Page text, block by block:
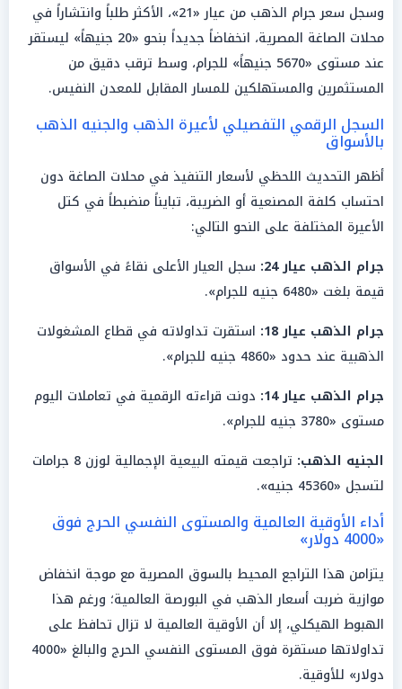
وسجل سعر جرام الذهب من عيار «21»، الأكثر طلباً وانتشاراً في
محلات الصاغة المصرية، انخفاضاً جديداً بنحو «20 جنيهاً» ليستقر
عند مستوى «5670 جنيهاً» للجرام، وسط ترقب دقيق من
المستثمرين والمستهلكين للمسار المقابل للمعدن النفيس.
السجل الرقمي التفصيلي لأعيرة الذهب والجنيه الذهب
بالأسواق
أظهر التحديث اللحظي لأسعار التنفيذ في محلات الصاغة دون
احتساب كلفة المصنعية أو الضريبة، تبايناً منضبطاً في كتل
الأعيرة المختلفة على النحو التالي:
جرام الذهب عيار 24:
سجل العيار الأعلى نقاءً في الأسواق
قيمة بلغت «6480 جنيه للجرام».
جرام الذهب عيار 18:
استقرت تداولاته في قطاع المشغولات
الذهبية عند حدود «4860 جنيه للجرام».
جرام الذهب عيار 14:
دونت قراءته الرقمية في تعاملات اليوم
مستوى «3780 جنيه للجرام».
الجنيه الذهب:
تراجعت قيمته البيعية الإجمالية لوزن 8 جرامات
لتسجل «45360 جنيه».
أداء الأوقية العالمية والمستوى النفسي الحرج فوق
«4000 دولار»
يتزامن هذا التراجع المحيط بالسوق المصرية مع موجة انخفاض
موازية ضربت أسعار الذهب في البورصة العالمية؛ ورغم هذا
الهبوط الهيكلي، إلا أن الأوقية العالمية لا تزال تحافظ على
تداولاتها مستقرة فوق المستوى النفسي الحرج والبالغ «4000
دولار» للأوقية.